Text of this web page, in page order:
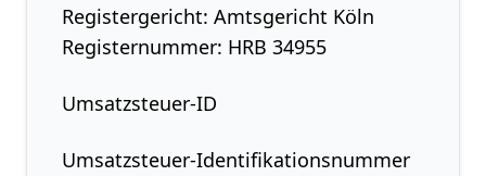
Registergericht: Amtsgericht Köln
Registernummer: HRB 34955
Umsatzsteuer-ID
Umsatzsteuer-Identifikationsnummer